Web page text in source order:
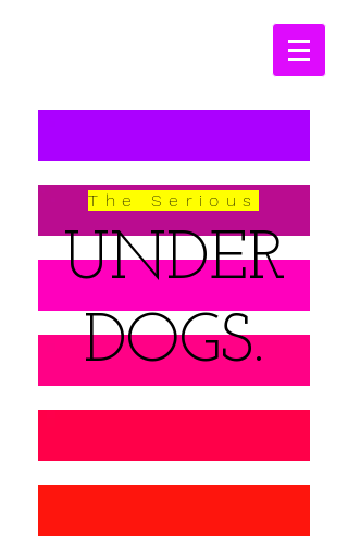
The Serious
UNDER
DOGS.